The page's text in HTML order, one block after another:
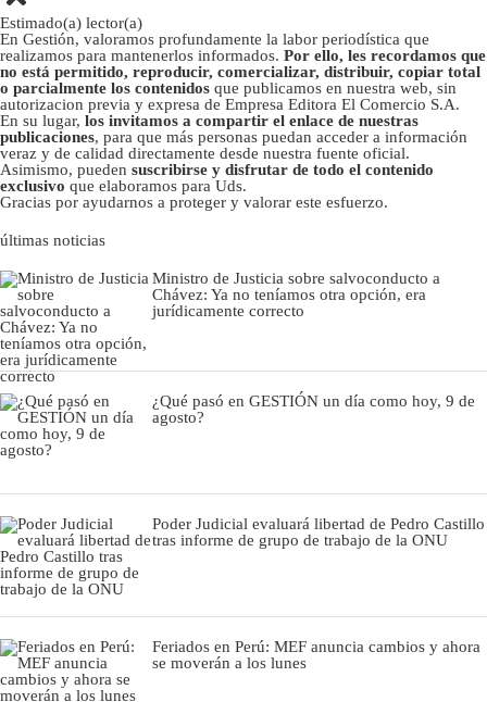
Estimado(a) lector(a)
En Gestión, valoramos profundamente la labor periodística que
realizamos para mantenerlos informados. Por ello, les recordamos que
no está permitido, reproducir, comercializar, distribuir, copiar total
o parcialmente los contenidos que publicamos en nuestra web, sin
autorizacion previa y expresa de Empresa Editora El Comercio S.A.
En su lugar, los invitamos a compartir el enlace de nuestras
publicaciones, para que más personas puedan acceder a información
veraz y de calidad directamente desde nuestra fuente oficial.
Asimismo, pueden suscribirse y disfrutar de todo el contenido
exclusivo que elaboramos para Uds.
Gracias por ayudarnos a proteger y valorar este esfuerzo.
últimas noticias
Ministro de Justicia sobre salvoconducto a
Chávez: Ya no teníamos otra opción, era
jurídicamente correcto
¿Qué pasó en GESTIÓN un día como hoy, 9 de
agosto?
Poder Judicial evaluará libertad de Pedro Castillo
tras informe de grupo de trabajo de la ONU
Feriados en Perú: MEF anuncia cambios y ahora
se moverán a los lunes